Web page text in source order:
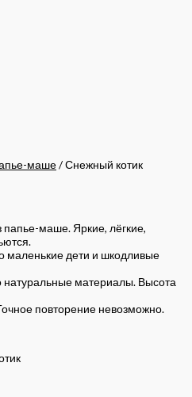
маше/ Снежный котик
папье-маше. Яркие, лёгкие,
маленькие дети и шкодливые
натуральные материалы. Высота
повторение невозможно.